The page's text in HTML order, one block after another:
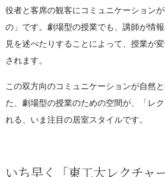
役者と客席の観客にコミュニケーション
の」です。劇場型の授業でも、講師が情
見を述べたりすることによって、授業が
されます。
この双方向のコミュニケーションが自然
た、劇場型の授業のための空間が、「レ
れる、いま注目の居室スタイルです。
いち早く「東工大レクチャ